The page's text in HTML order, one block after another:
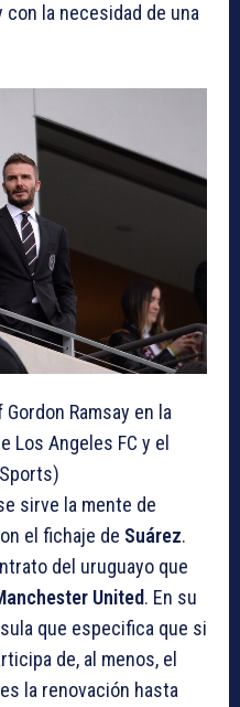
con la necesidad de una
Ramsay en la
Los Angeles FC y el
sirve la mente de
el fichaje de Suárez.
del uruguayo que
United. En su
que especifica que si
de, al menos, el
la renovación hasta